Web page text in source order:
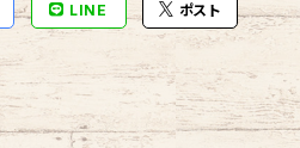
LINE ポスト